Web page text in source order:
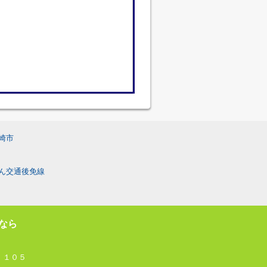
市
交通後免線
ら
０５